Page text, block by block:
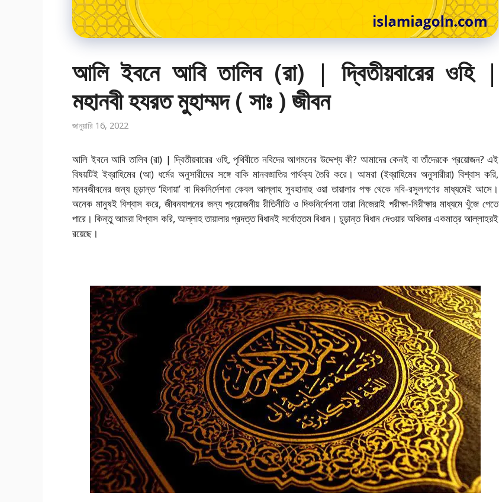
আলি ইবনে আবি তালিব (রা) | দ্বিতীয়বারের ওহি |
মহানবী হযরত মুহাম্মদ ( সাঃ ) জীবন
জানুয়ারি 16, 2022
আলি ইবনে আবি তালিব (রা) | দ্বিতীয়বারের ওহি, পৃথিবীতে নবিদের আগমনের উদ্দেশ্য কী? আমাদের কেনই বা তাঁদেরকে প্রয়োজন? এই
বিষয়টিই ইব্রাহিমের (আ) ধর্মের অনুসারীদের সঙ্গে বাকি মানবজাতির পার্থক্য তৈরি করে। আমরা (ইব্রাহিমের অনুসারীরা) বিশ্বাস করি,
মানবজীবনের জন্য চূড়ান্ত ‘হিদায়া’ বা দিকনির্দেশনা কেবল আল্লাহ সুবহানাহু ওয়া তায়ালার পক্ষ থেকে নবি-রসুলগণের মাধ্যমেই আসে।
অনেক মানুষই বিশ্বাস করে, জীবনযাপনের জন্য প্রয়োজনীয় রীতিনীতি ও দিকনির্দেশনা তারা নিজেরাই পরীক্ষা-নিরীক্ষার মাধ্যমে খুঁজে পেতে
পারে। কিন্তু আমরা বিশ্বাস করি, আল্লাহ তায়ালার প্রদত্ত বিধানই সর্বোত্তম বিধান। চূড়ান্ত বিধান দেওয়ার অধিকার একমাত্র আল্লাহরই
রয়েছে।